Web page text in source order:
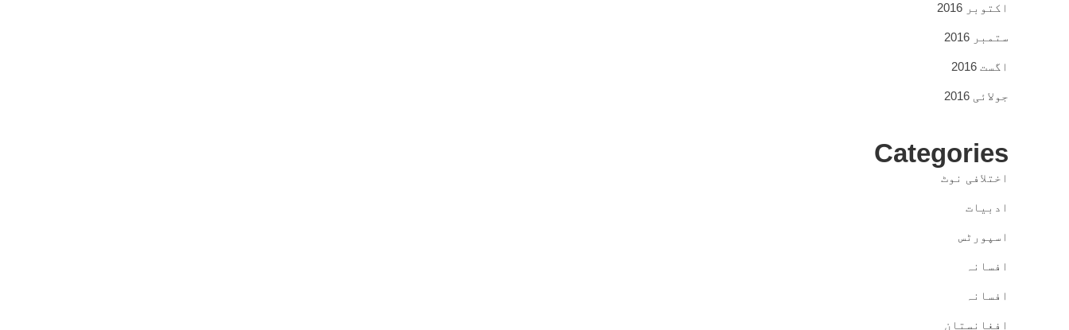
اکتوبر 2016
ستمبر 2016
اگست 2016
جولائی 2016
Categories
اختلافی نوٹ
ادبیات
اسپورٹس
افسانہ
افسانہ
افغانستان